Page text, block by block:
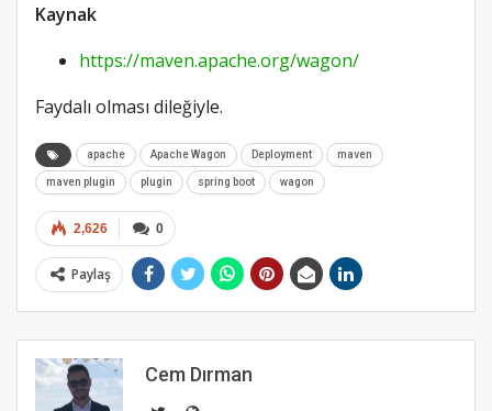
Kaynak
https://maven.apache.org/wagon/
Faydalı olması dileğiyle.
apache Apache Wagon Deployment maven
maven plugin plugin spring boot wagon
0
2,626
Paylaş
Cem Dırman